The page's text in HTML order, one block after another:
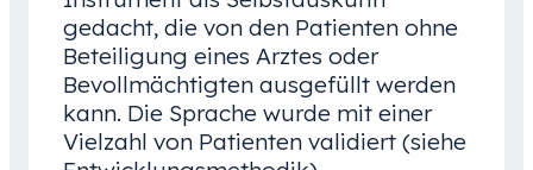
gedacht, die von den Patienten ohne
Beteiligung eines Arztes oder
Bevollmächtigten ausgefüllt werden
kann. Die Sprache wurde mit einer
Vielzahl von Patienten validiert (siehe